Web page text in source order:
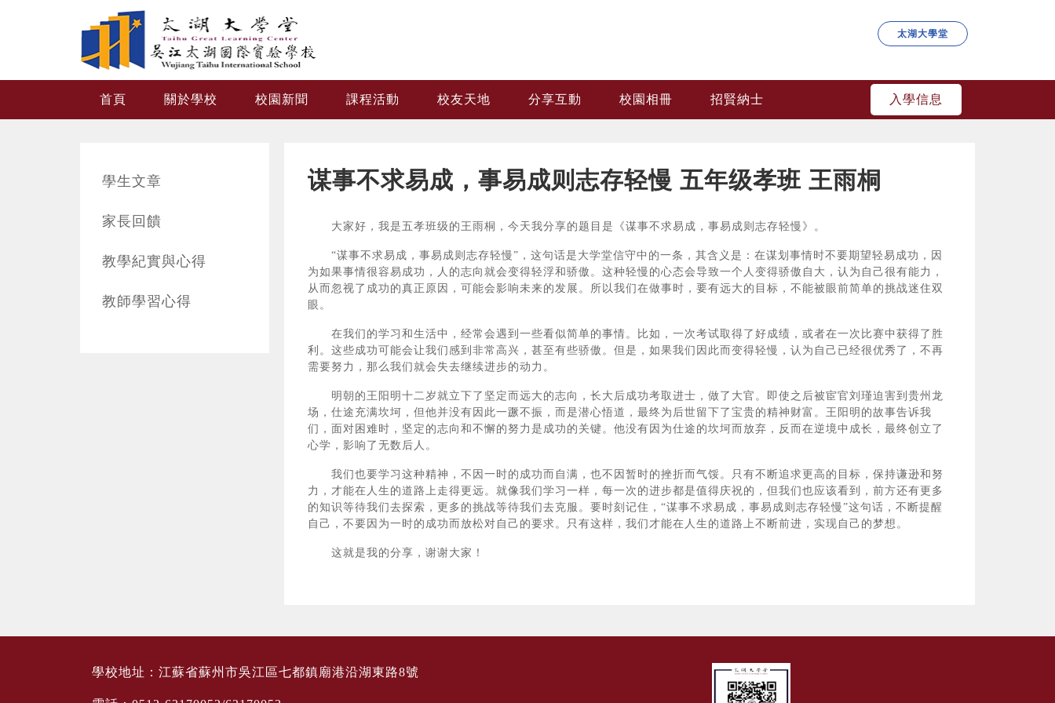
太湖大學堂
首頁 關於學校 校園新聞 課程活動 校友天地 分享互動 校園相冊 招賢納士 入學信息
學生文章
家長回饋
教學紀實與心得
教師學習心得
谋事不求易成，事易成则志存轻慢 五年级孝班 王雨桐
大家好，我是五孝班级的王雨桐，今天我分享的题目是《谋事不求易成，事易成则志存轻慢》。
“谋事不求易成，事易成则志存轻慢”，这句话是大学堂信守中的一条，其含义是：在谋划事情时不要期望轻易成功，因
为如果事情很容易成功，人的志向就会变得轻浮和骄傲。这种轻慢的心态会导致一个人变得骄傲自大，认为自己很有能力，
从而忽视了成功的真正原因，可能会影响未来的发展。所以我们在做事时，要有远大的目标，不能被眼前简单的挑战迷住双
眼。
在我们的学习和生活中，经常会遇到一些看似简单的事情。比如，一次考试取得了好成绩，或者在一次比赛中获得了胜
利。这些成功可能会让我们感到非常高兴，甚至有些骄傲。但是，如果我们因此而变得轻慢，认为自己已经很优秀了，不再
需要努力，那么我们就会失去继续进步的动力。
明朝的王阳明十二岁就立下了坚定而远大的志向，长大后成功考取进士，做了大官。即使之后被宦官刘瑾迫害到贵州龙
场，仕途充满坎坷，但他并没有因此一蹶不振，而是潜心悟道，最终为后世留下了宝贵的精神财富。王阳明的故事告诉我
们，面对困难时，坚定的志向和不懈的努力是成功的关键。他没有因为仕途的坎坷而放弃，反而在逆境中成长，最终创立了
心学，影响了无数后人。
我们也要学习这种精神，不因一时的成功而自满，也不因暂时的挫折而气馁。只有不断追求更高的目标，保持谦逊和努
力，才能在人生的道路上走得更远。就像我们学习一样，每一次的进步都是值得庆祝的，但我们也应该看到，前方还有更多
的知识等待我们去探索，更多的挑战等待我们去克服。要时刻记住，“谋事不求易成，事易成则志存轻慢”这句话，不断提醒
自己，不要因为一时的成功而放松对自己的要求。只有这样，我们才能在人生的道路上不断前进，实现自己的梦想。
这就是我的分享，谢谢大家！
學校地址：江蘇省蘇州市吳江區七都鎮廟港沿湖東路8號